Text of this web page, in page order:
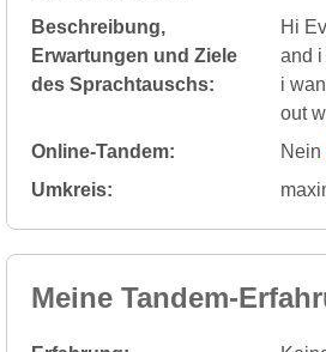
Beschreibung,
Erwartungen und Ziele
des Sprachtauschs:
Hi
and i
i
out
Online-Tandem:
Nein
Umkreis:
Meine Tandem-